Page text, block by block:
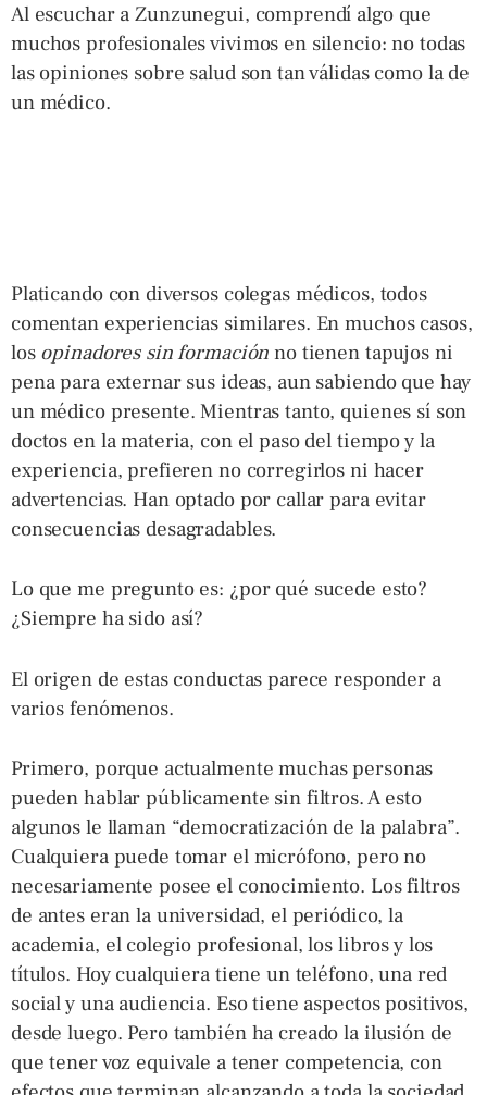
Al escuchar a Zunzunegui, comprendí algo que
muchos profesionales vivimos en silencio: no todas
las opiniones sobre salud son tan válidas como la de
un médico.
Platicando con diversos colegas médicos, todos
comentan experiencias similares. En muchos casos,
los opinadoressin formación no tienen tapujos ni
pena para externar sus ideas, aun sabiendo que hay
un médico presente. Mientras tanto, quienes sí son
doctos en la materia, con el paso del tiempo y la
experiencia, prefieren no corregirlos ni hacer
advertencias. Han optado por callar para evitar
consecuencias desagradables.
Lo que me pregunto es: ¿por qué sucede esto?
¿Siempre ha sido así?
El origen de estas conductas parece responder a
varios fenómenos.
Primero, porque actualmente muchas personas
pueden hablar públicamente sin filtros. A esto
algunos le llaman “democratización de la palabra”.
Cualquiera puede tomar el micrófono, pero no
necesariamente posee el conocimiento. Los filtros
de antes eran la universidad, el periódico, la
academia, el colegio profesional, los libros y los
títulos. Hoy cualquiera tiene un teléfono, una red
social y una audiencia. Eso tiene aspectos positivos,
desde luego. Pero también ha creado la ilusión de
que tener voz equivale a tener competencia, con